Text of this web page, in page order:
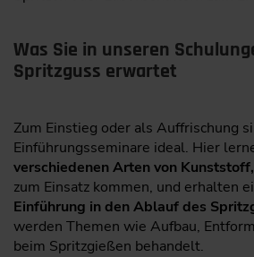
Was Sie in unseren
Spritzguss erwartet
Zum Einstieg oder als Auffrischung
Einführungsseminare ideal. Hier
verschiedenen Arten von Kunststoff,
zum Einsatz kommen, und erhalten
Einführung in den Ablauf des
werden Themen wie Aufbau,
beim Spritzgießen behandelt.